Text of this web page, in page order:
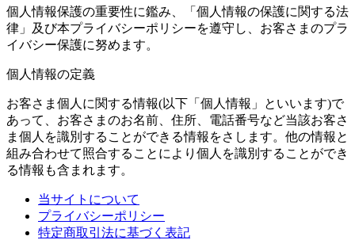
個人情報保護の重要性に鑑み、「個人情報の保護に関する法
律」及び本プライバシーポリシーを遵守し、お客さまのプラ
イバシー保護に努めます。
個人情報の定義
お客さま個人に関する情報(以下「個人情報」といいます)で
あって、お客さまのお名前、住所、電話番号など当該お客さ
ま個人を識別することができる情報をさします。他の情報と
組み合わせて照合することにより個人を識別することができ
る情報も含まれます。
当サイトについて
プライバシーポリシー
特定商取引法に基づく表記